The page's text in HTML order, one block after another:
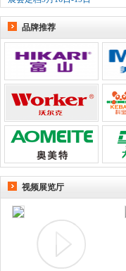
品牌推荐
视频展览厅